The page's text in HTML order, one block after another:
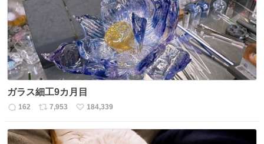
ガラス細工9カ月目
返
数
162
リ
ス
7,953
い
ね
184,339